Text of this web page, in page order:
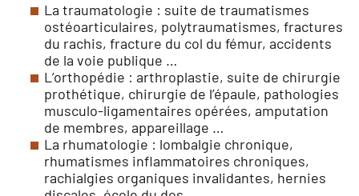
La traumatologie : suite de traumatismes
ostéoarticulaires, polytraumatismes, fractures
du rachis, fracture du col du fémur, accidents
de la voie publique …
L’orthopédie : arthroplastie, suite de chirurgie
prothétique, chirurgie de l’épaule, pathologies
musculo-ligamentaires opérées, amputation
de membres, appareillage …
La rhumatologie : lombalgie chronique,
rhumatismes inflammatoires chroniques,
rachialgies organiques invalidantes, hernies